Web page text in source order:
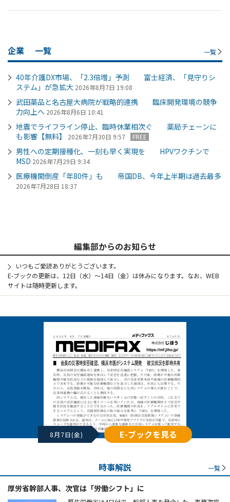
企業 一覧 一覧
40年介護DX市場、「2.3倍増」予測 富士経済、「見守りシ
ステム」が急拡大 2026年8月7日 19:08
武田薬品と名古屋大病院が戦略的連携 臨床開発環境の競争
力向上へ 2026年8月6日 10:41
地震でライフライン停止、臨時休業相次ぐ 薬局チェーンに
も影響【無料】
2026年7月30日 9:57 FREE
男性への定期接種化、一刻も早く実現を HPVワクチンで
MSD 2026年7月29日 9:34
医療機関倒産「年80件」も 帝国DB、今年上半期は過去最多
2026年7月28日 18:37
編集部からのお知らせ
いつもご愛読ありがとうございます。
E-ブックの更新は、12日（水）～14日（金）は休みになります。なお、WEB
サイトは随時更新します。
8月7日(金) E-ブックを見る
時事解説 一覧
厚労省幹部人事、次官は「労働シフト」に